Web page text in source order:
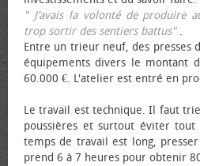
" J’avais la volonté de produire
trop sortir des sentiers battus".
Entre un trieur neuf, des presses
équipements divers le montant
60.000 €. L'atelier est entré en
Le travail est technique. Il faut
poussières et surtout éviter tout
temps de travail est long,
prend 6 à 7 heures pour obtenir